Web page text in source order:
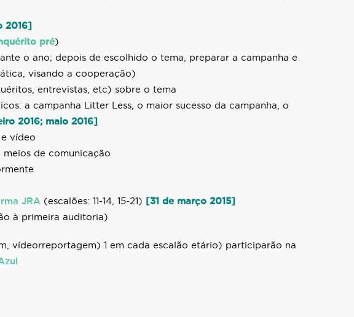
2016]
pré)
o ano; depois de escolhido o tema, preparar a campanha e
visando a cooperação)
entrevistas, etc) sobre o tema
a campanha Litter Less, o maior sucesso da campanha, o
2016; maio 2016]
vídeo
de comunicação
JRA (escalões: 11-14, 15-21) [31 de março 2015]
à primeira auditoria)
vídeorreportagem) 1 em cada escalão etário) participarão na